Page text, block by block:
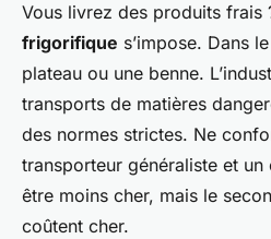
Vous livrez des produits frais
frigorifique s’impose. Dans
plateau ou une benne.
transports de matières
des normes strictes. Ne
transporteur généraliste et
être moins cher, mais le
coûtent cher.